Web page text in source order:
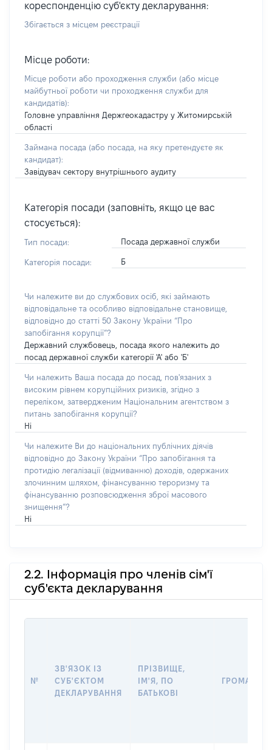
кореспонденцію суб'єкту декларування:
Збігається з місцем реєстрації
Місце роботи:
Місце роботи або проходження служби (або місце
майбутньої роботи чи проходження служби для
кандидатів):
Головне управління Держгеокадастру у Житомирській
області
Займана посада (або посада, на яку претендуєте як
кандидат):
Завідувач сектору внутрішнього аудиту
Категорія посади (заповніть, якщо це вас
стосується):
Тип посади: Посада державної служби
Категорія посади: Б
Чи належите ви до службових осіб, які займають
відповідальне та особливо відповідальне становище,
відповідно до статті 50 Закону України “Про
запобігання корупції”?
Державний службовець, посада якого належить до
посад державної служби категорії 'А' або 'Б'
Чи належить Ваша посада до посад, пов'язаних з
високим рівнем корупційних ризиків, згідно з
переліком, затвердженим Національним агентством з
питань запобігання корупції?
Ні
Чи належите Ви до національних публічних діячів
відповідно до Закону України “Про запобігання та
протидію легалізації (відмиванню) доходів, одержаних
злочинним шляхом, фінансуванню тероризму та
фінансуванню розповсюдження зброї масового
знищення”?
Ні
2.2. Інформація про членів сім'ї
суб'єкта декларування
№
ЗВ'ЯЗОК ІЗ
СУБ'ЄКТОМ
ДЕКЛАРУВАННЯ
ПРІЗВИЩЕ,
ІМ'Я, ПО
БАТЬКОВІ